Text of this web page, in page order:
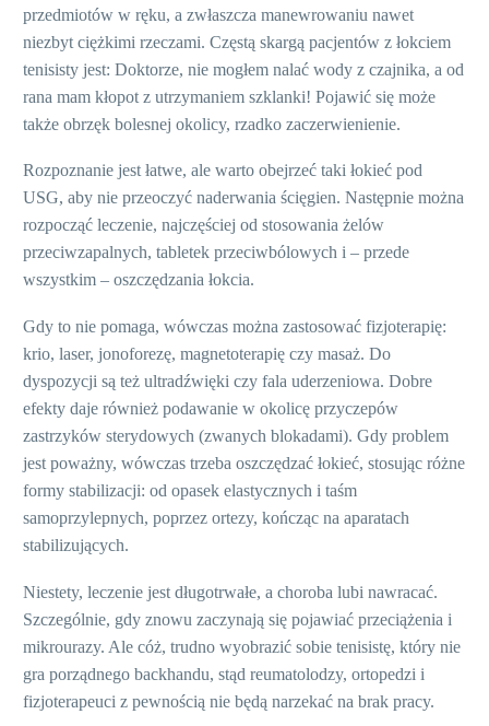
przedmiotów w ręku, a zwłaszcza manewrowaniu nawet
niezbyt ciężkimi rzeczami. Częstą skargą pacjentów z łokciem
tenisisty jest: Doktorze, nie mogłem nalać wody z czajnika, a od
rana mam kłopot z utrzymaniem szklanki! Pojawić się może
także obrzęk bolesnej okolicy, rzadko zaczerwienienie.
Rozpoznanie jest łatwe, ale warto obejrzeć taki łokieć pod
USG, aby nie przeoczyć naderwania ścięgien. Następnie można
rozpocząć leczenie, najczęściej od stosowania żelów
przeciwzapalnych, tabletek przeciwbólowych i – przede
wszystkim – oszczędzania łokcia.
Gdy to nie pomaga, wówczas można zastosować fizjoterapię:
krio, laser, jonoforezę, magnetoterapię czy masaż. Do
dyspozycji są też ultradźwięki czy fala uderzeniowa. Dobre
efekty daje również podawanie w okolicę przyczepów
zastrzyków sterydowych (zwanych blokadami). Gdy problem
jest poważny, wówczas trzeba oszczędzać łokieć, stosując różne
formy stabilizacji: od opasek elastycznych i taśm
samoprzylepnych, poprzez ortezy, kończąc na aparatach
stabilizujących.
Niestety, leczenie jest długotrwałe, a choroba lubi nawracać.
Szczególnie, gdy znowu zaczynają się pojawiać przeciążenia i
mikrourazy. Ale cóż, trudno wyobrazić sobie tenisistę, który nie
gra porządnego backhandu, stąd reumatolodzy, ortopedzi i
fizjoterapeuci z pewnością nie będą narzekać na brak pracy.